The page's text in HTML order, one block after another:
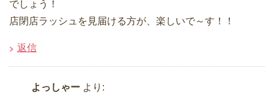
でしょう！
店閉店ラッシュを見届ける方が、楽しいで～す！！
返信
よっしゃー より: